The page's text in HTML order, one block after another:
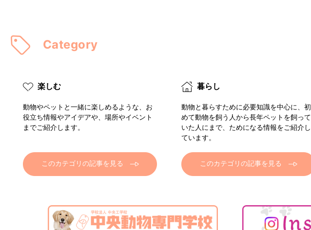
Category
楽しむ
動物やペットと一緒に楽しめるような、お
役立ち情報やアイデアや、場所やイベント
までご紹介します。
このカテゴリの記事を見る
暮らし
動物と暮らすために必要知識を中心に、初
めて動物を飼う人から長年ペットを飼って
いた人にまで、ためになる情報をご紹介し
ています。
このカテゴリの記事を見る